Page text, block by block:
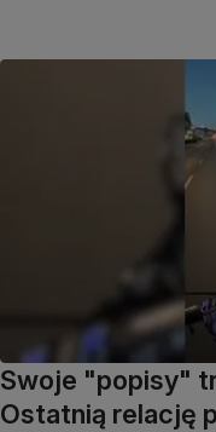
Swoje "popisy"
Ostatnią relację